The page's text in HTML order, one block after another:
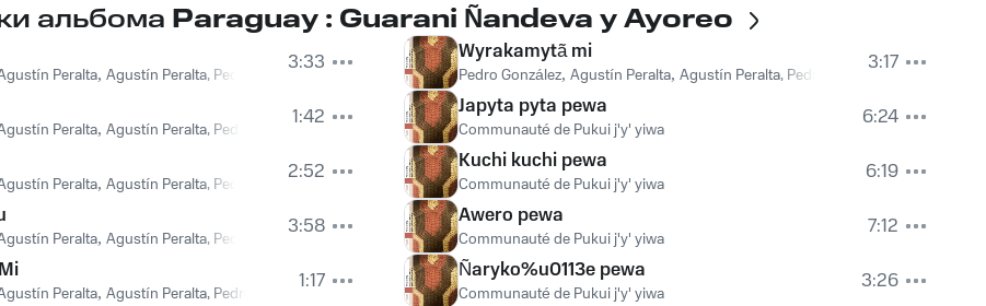
альбома Paraguay : Guarani Ñandeva y Ayoreo
Peralta, Agustín Peralta, Pedro González3:33
Peralta, Agustín Peralta, Pedro González1:42
Peralta, Agustín Peralta, Pedro González2:52
Peralta, Agustín Peralta, Pedro González3:58
Peralta, Agustín Peralta, Pedro González1:17
Wyrakamytã mi
Pedro González, Agustín Peralta, Agustín Peralta, Pedro González3:17
Japyta pyta pewa
Communauté de Pukui j'y' yiwa
6:24
Kuchi kuchi pewa
Communauté de Pukui j'y' yiwa
6:19
Awero pewa
Communauté de Pukui j'y' yiwa
7:12
Ñaryko%u0113e pewa
Communauté de Pukui j'y' yiwa 3:26